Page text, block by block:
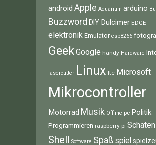
android Apple Aquarium arduino
Buzzword DIY Dulcimer EDGE
elektronik Emulator esp8266
GeekGoogle handy Hardware
lasercutter Linux lte Microsoft
Mikrocontroller
Motorrad Musik Offline pc Politik
Programmieren raspberry pi
Shell Software Spaß spiel